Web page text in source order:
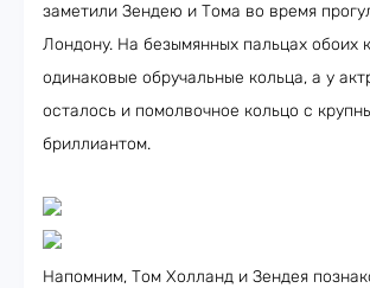
заметили Зендею и Тома во время
Лондону. На безымянных пальцах обоих
одинаковые обручальные кольца, а у
осталось и помолвочное кольцо с
бриллиантом.
Напомним, Том Холланд и Зендея